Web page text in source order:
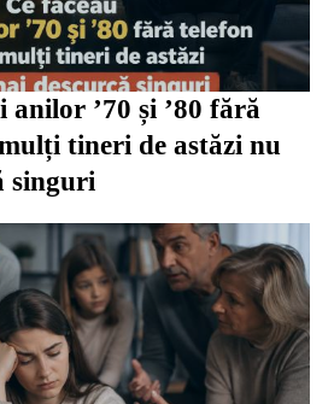
anilor ’70 și ’80 fără
tineri de astăzi nu
singuri